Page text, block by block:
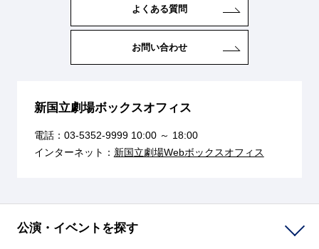
よくある質問
お問い合わせ
新国立劇場ボックスオフィス
電話： 03-5352-999910:00 ～ 18:00
インターネット： 新国立劇場Webボックスオフィス
公演・イベントを探す